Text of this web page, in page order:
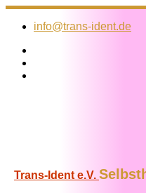
Zum
Inhalt
info@trans-ident.de
Trans-Ident e.V.